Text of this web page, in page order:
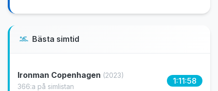
Bästa simtid
Ironman Copenhagen (2023)
366:a på simlistan
1:11:58